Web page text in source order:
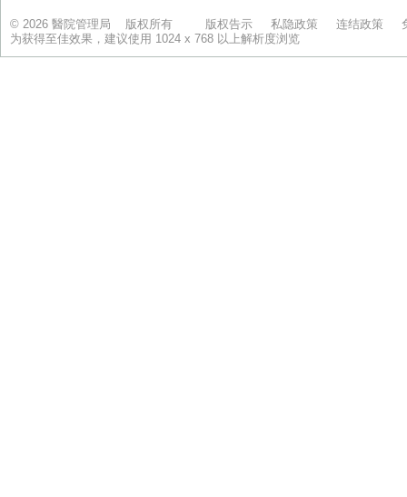
© 2026 醫院管理局 版权所有 版权告示 私隐政策 连结政策
为获得至佳效果，建议使用 1024 x 768 以上解析度浏览